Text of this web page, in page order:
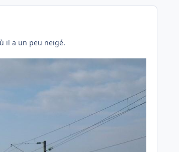
il a un peu neigé.